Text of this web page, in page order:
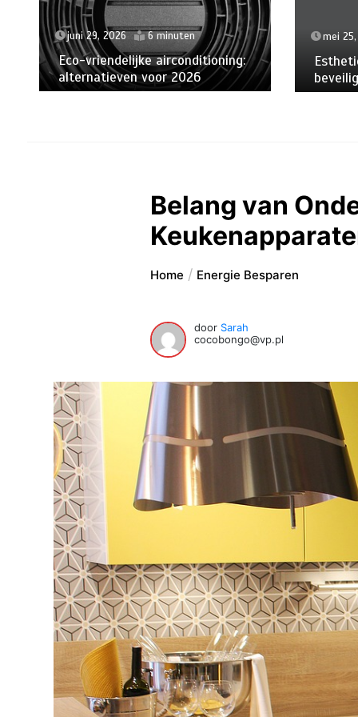
juni 29, 2026 6 minuten
Eco-vriendelijke airconditioning:
alternatieven voor 2026
mei
Belang van
Home Energie Besparen
door Sarah
cocobongo@vp.pl